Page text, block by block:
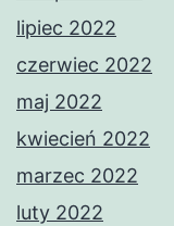
lipiec 2022
czerwiec 2022
maj 2022
kwiecień 2022
marzec 2022
luty 2022